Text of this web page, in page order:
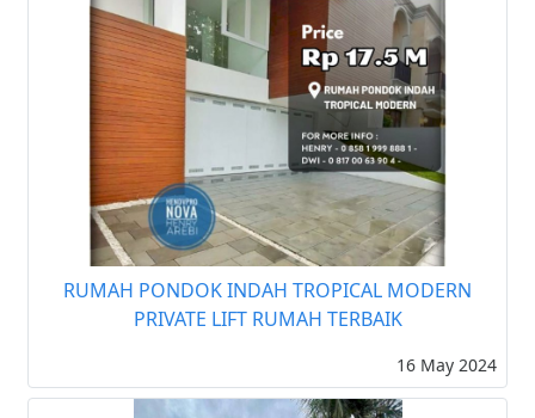
RUMAH PONDOK INDAH TROPICAL MODERN
PRIVATE LIFT RUMAH TERBAIK
16 May 2024